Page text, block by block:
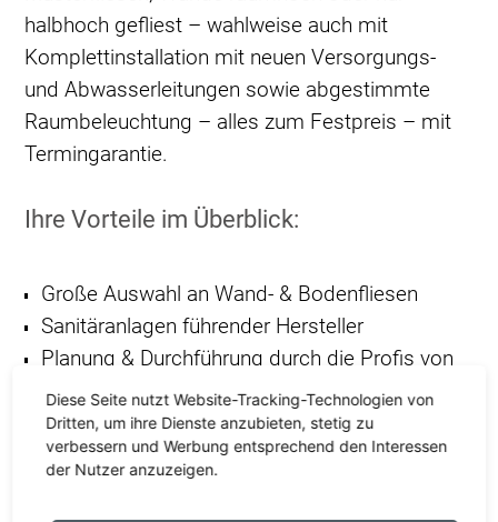
halbhoch gefliest – wahlweise auch mit
Komplettinstallation mit neuen Versorgungs-
und Abwasserleitungen sowie abgestimmte
Raumbeleuchtung – alles zum Festpreis – mit
Termingarantie.
Ihre Vorteile im Überblick:
Große Auswahl an Wand- & Bodenfliesen
Sanitäranlagen führender Hersteller
Planung & Durchführung durch die Profis von
Fliesen Schmidt
Termingerechte Fertigstellung
Garantierter Festpreis
Diese Seite nutzt Website-Tracking-Technologien von
Dritten, um ihre Dienste anzubieten, stetig zu
verbessern und Werbung entsprechend den Interessen
der Nutzer anzuzeigen.